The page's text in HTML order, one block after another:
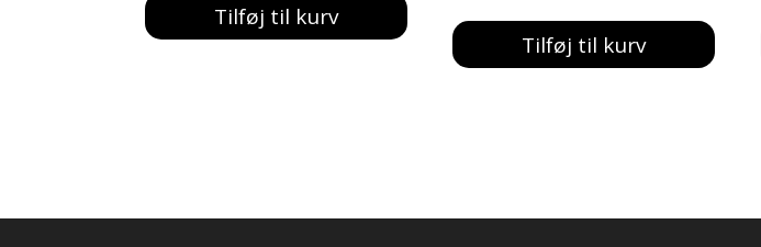
Tilføj til kurv
Tilføj til kurv